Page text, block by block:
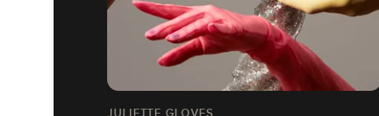
JULIETTE GLOVES